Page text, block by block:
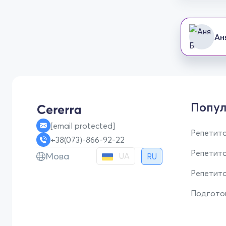
[email protected]
+38(073)-866-92-22
Мова UA RU